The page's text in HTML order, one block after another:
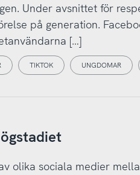
Under avsnittet för
på generation.
[…]
TIKTOK UNGDOMAR
olika sociala medier